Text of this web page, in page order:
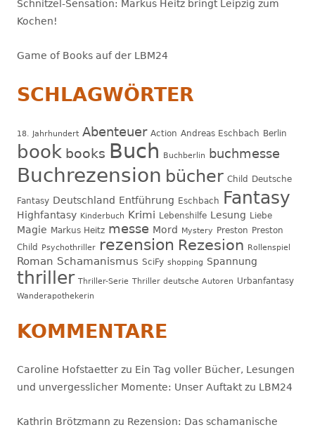
Schnitzel-Sensation: Markus Heitz bringt Leipzig zum
Kochen!
Game of Books auf der LBM24
SCHLAGWÖRTER
18. Jahrhundert Abenteuer Action Andreas Eschbach Berlin
book books Buch Buchberlin buchmesse
Buchrezension bücher Child Deutsche
Fantasy Deutschland Entführung Eschbach Fantasy
Highfantasy Kinderbuch Krimi Lebenshilfe Lesung Liebe
Magie Markus Heitz messe Mord Mystery Preston Preston
Child Psychothriller rezension Rezesion Rollenspiel
Roman Schamanismus SciFy shopping Spannung
thriller Thriller-Serie Thriller deutsche Autoren Urbanfantasy
Wanderapothekerin
KOMMENTARE
Caroline Hofstaetter zu Ein Tag voller Bücher, Lesungen
und unvergesslicher Momente: Unser Auftakt zu LBM24
Kathrin Brötzmann zu Rezension: Das schamanische